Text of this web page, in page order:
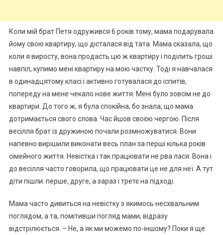
Коли мій брат Петя одружився 6 років тому, мама подарувала
йому свою квартиру, що дісталася від тата. Мама сказала, що
коли я виросту, вона продасть цю ж квартиру і поділить гроші
навпіл, купимо мені квартиру на мою частку. Тоді я навчалася
в одинадцятому класі і активно готувалася до іспитів,
попереду на мене чекало нове життя. Мені було зовсім не до
квартири. До того ж, я була спокійна, бо знала, що мама
дотримається свого слова. Час йшов своєю чергою. Після
весілля брат із дружиною почали розмножуватися. Вони
напевно вирішили виконати весь план за перші кілька років
сімейного життя. Невістка і так працювати не рва лася. Вона і
до весілля часто говорила, що працювати це не для неї. А тут
діти пішли: перше, друге, а зараз і третє на підході.
Мама часто дивиться на невістку з якимось несхвальним
поглядом, а та, помітивши погляд мами, відразу
відстрілюється. – Не, а як ми можемо по-іншому? Поки я ще